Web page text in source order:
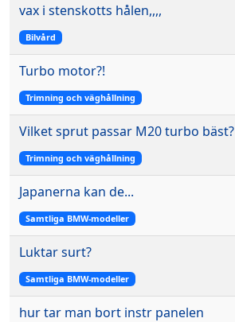
vax i stenskotts hålen,,,,
Bilvård
Turbo motor?!
Trimning och väghållning
Vilket sprut passar M20 turbo bäst?
Trimning och väghållning
Japanerna kan de...
Samtliga BMW-modeller
Luktar surt?
Samtliga BMW-modeller
hur tar man bort instr panelen